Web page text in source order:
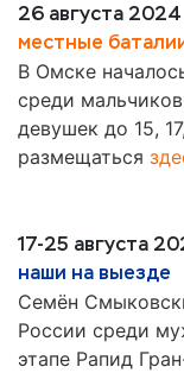
26 августа 2024
местные
В Омске
среди
девушек до 15,
размещаться
17-25 августа
наши на выезде
Семён
России среди
этапе Рапид